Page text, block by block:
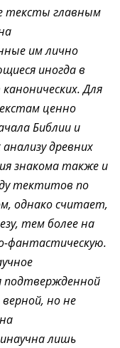
тексты главным
им лично
иногда в
Для
ценно
Библии и
древних
знакома также и
тектитов по
однако считает,
тем более на
фантастическую.
подтвержденной
но не
лишь